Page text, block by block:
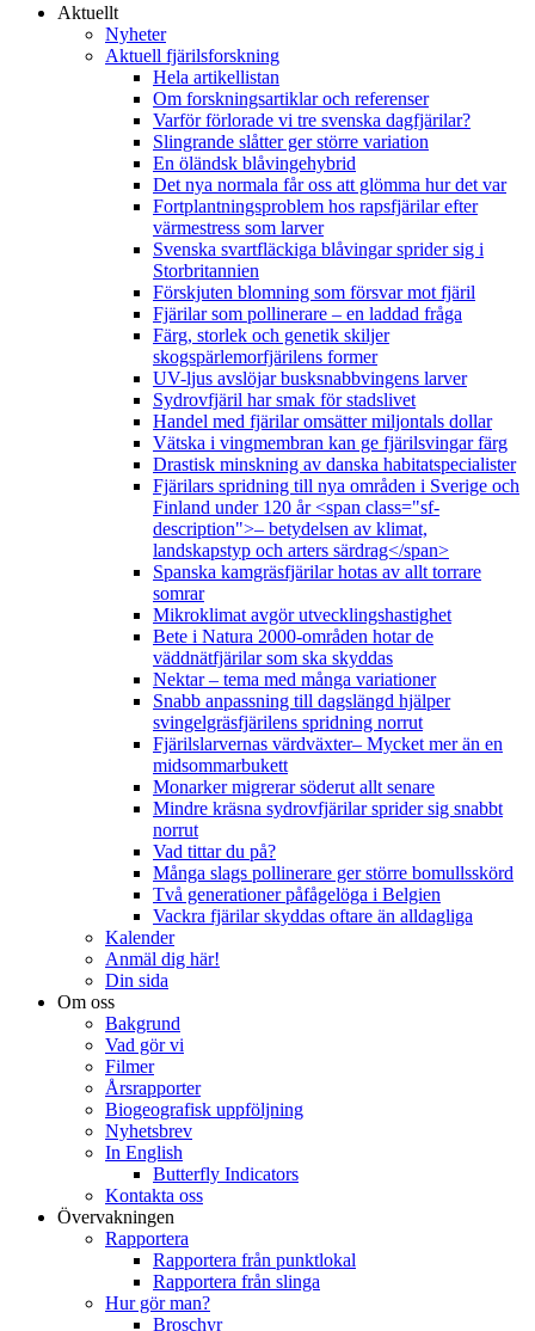
Aktuellt
Nyheter
Aktuell fjärilsforskning
Hela artikellistan
Om forskningsartiklar och referenser
Varför förlorade vi tre svenska dagfjärilar?
Slingrande slåtter ger större variation
En öländsk blåvingehybrid
Det nya normala får oss att glömma hur det var
Fortplantningsproblem hos rapsfjärilar efter
värmestress som larver
Svenska svartfläckiga blåvingar sprider sig i
Storbritannien
Förskjuten blomning som försvar mot fjäril
Fjärilar som pollinerare – en laddad fråga
Färg, storlek och genetik skiljer
skogspärlemorfjärilens former
UV-ljus avslöjar busksnabbvingens larver
Sydrovfjäril har smak för stadslivet
Handel med fjärilar omsätter miljontals dollar
Vätska i vingmembran kan ge fjärilsvingar färg
Drastisk minskning av danska habitatspecialister
Fjärilars spridning till nya områden i Sverige och
Finland under 120 år <span class="sf-
description">– betydelsen av klimat,
landskapstyp och arters särdrag</span>
Spanska kamgräsfjärilar hotas av allt torrare
somrar
Mikroklimat avgör utvecklingshastighet
Bete i Natura 2000-områden hotar de
väddnätfjärilar som ska skyddas
Nektar – tema med många variationer
Snabb anpassning till dagslängd hjälper
svingelgräsfjärilens spridning norrut
Fjärilslarvernas värdväxter– Mycket mer än en
midsommarbukett
Monarker migrerar söderut allt senare
Mindre kräsna sydrovfjärilar sprider sig snabbt
norrut
Vad tittar du på?
Många slags pollinerare ger större bomullsskörd
Två generationer påfågelöga i Belgien
Vackra fjärilar skyddas oftare än alldagliga
Kalender
Anmäl dig här!
Din sida
Om oss
Bakgrund
Vad gör vi
Filmer
Årsrapporter
Biogeografisk uppföljning
Nyhetsbrev
In English
Butterfly Indicators
Kontakta oss
Övervakningen
Rapportera
Rapportera från punktlokal
Rapportera från slinga
Hur gör man?
Broschyr